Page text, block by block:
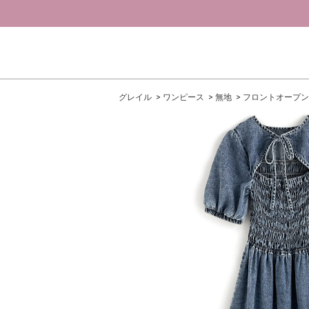
グレイル ワンピース 無地 フロントオープ